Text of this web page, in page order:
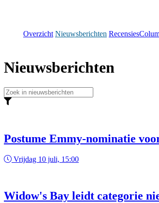
Overzicht Nieuwsberichten Recensies
Nieuwsberichten
Postume Emmy-nominatie
Vrijdag 10 juli, 15:00
Widow's Bay leidt categorie